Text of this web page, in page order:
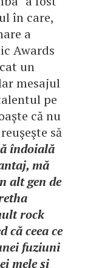
în care,
a
Awards
un
mesajul
pe
că nu
să
îndoială
mă
alt gen de
rock
că ceea ce
fuziuni
mele şi